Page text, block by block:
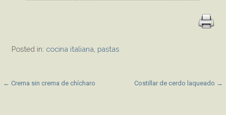
Posted in: cocina italiana pastas
P
← Crema sin crema de chícharo Costillar de cerdo laqueado →